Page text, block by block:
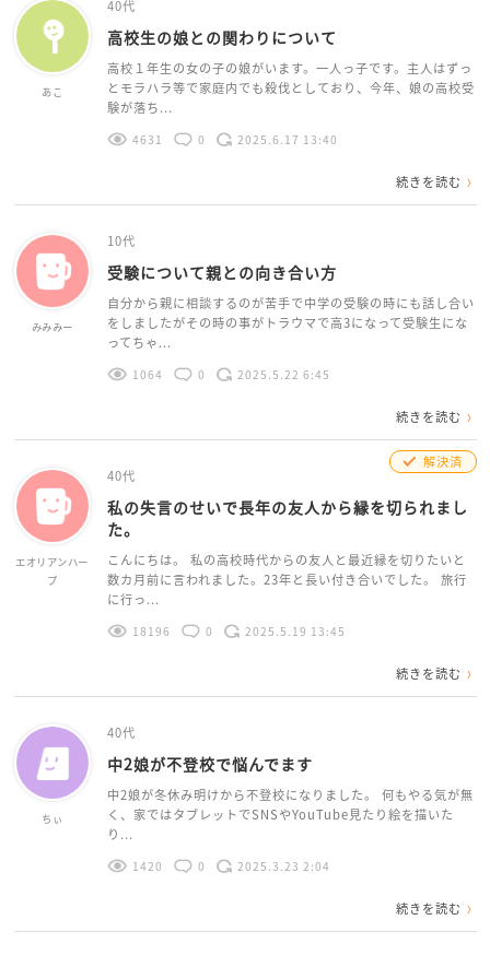
あこ
40代
高校生の娘との関わりについて
高校１年生の女の子の娘がいます。一人っ子です。主人はずっ
とモラハラ等で家庭内でも殺伐としており、今年、娘の高校受
験が落ち...
4631 0 2025.6.17 13:40
続きを読む
みみみー
10代
受験について親との向き合い方
自分から親に相談するのが苦手で中学の受験の時にも話し合い
をしましたがその時の事がトラウマで高3になって受験生にな
ってちゃ...
1064 0 2025.5.22 6:45
続きを読む
エオリアンハー
プ
解決済
40代
私の失言のせいで長年の友人から縁を切られまし
た。
こんにちは。 私の高校時代からの友人と最近縁を切りたいと
数カ月前に言われました。23年と長い付き合いでした。 旅行
に行っ...
18196 0 2025.5.19 13:45
続きを読む
ちぃ
40代
中2娘が不登校で悩んでます
中2娘が冬休み明けから不登校になりました。 何もやる気が無
く、家ではタブレットでSNSやYouTube見たり絵を描いた
り...
1420 0 2025.3.23 2:04
続きを読む